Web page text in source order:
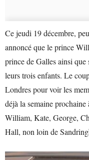
Ce jeudi 19 décembre,
annoncé que le prince
prince de Galles ainsi que
leurs trois enfants. Le
Londres pour voir les
déjà la semaine
William, Kate, George,
Hall, non loin de